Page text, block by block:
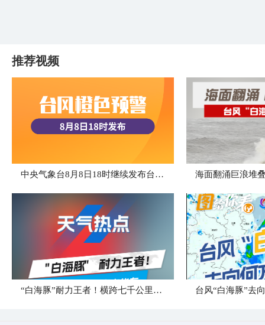
推荐视频
中央气象台8月8日18时继续发布台风橙色预警 海面翻涌巨浪堆
“白海豚”耐力王者！横跨七千公里直奔华东 台风“白海豚”去